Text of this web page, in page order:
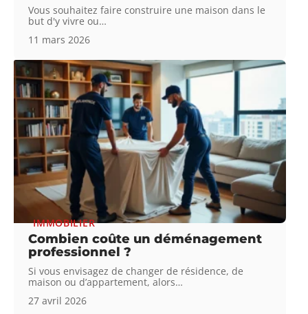
Vous souhaitez faire construire une maison dans le
but d'y vivre ou…
11 mars 2026
IMMOBILIER
Combien coûte un déménagement
professionnel ?
Si vous envisagez de changer de résidence, de
maison ou d’appartement, alors…
27 avril 2026